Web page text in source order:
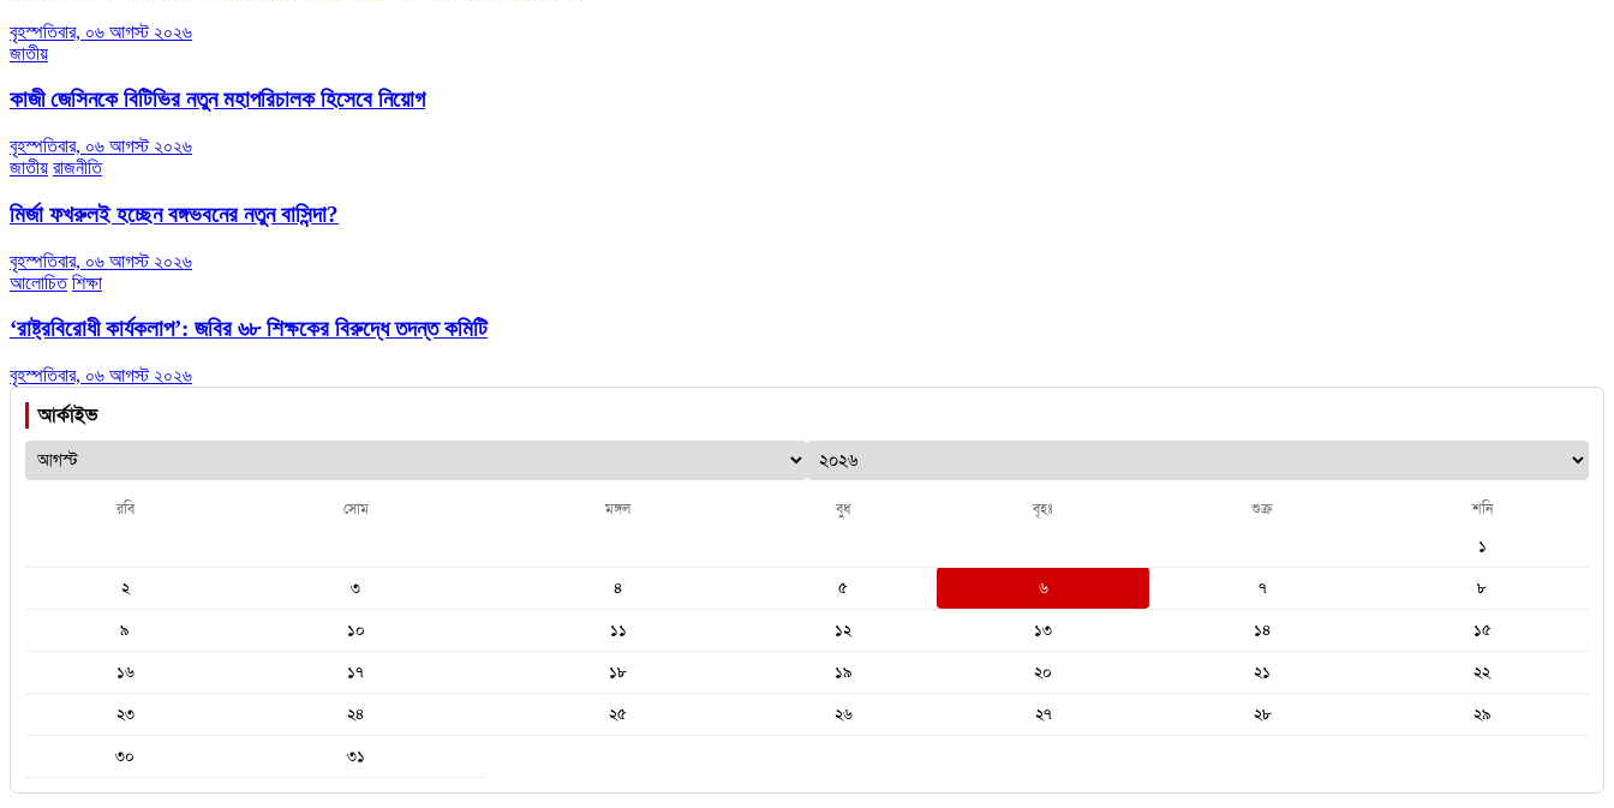
বৃহস্পতিবার, ০৬ আগস্ট ২০২৬
জাতীয়
কাজী জেসিনকে বিটিভির নতুন মহাপরিচালক হিসেবে নিয়োগ
বৃহস্পতিবার, ০৬ আগস্ট ২০২৬
জাতীয় রাজনীতি
মির্জা ফখরুলই হচ্ছেন বঙ্গভবনের নতুন বাসিন্দা?
বৃহস্পতিবার, ০৬ আগস্ট ২০২৬
আলোচিত শিক্ষা
‘রাষ্ট্রবিরোধী কার্যকলাপ’: জবির ৬৮ শিক্ষকের বিরুদ্ধে তদন্ত কমিটি
বৃহস্পতিবার, ০৬ আগস্ট ২০২৬
আর্কাইভ
রবি সোম মঙ্গল বুধ বৃহঃ শুক্র শনি
১
২
৩ ৪ ৫ ৬ ৭
৮
৯
১০ ১১ ১২ ১৩ ১৪
১৫
১৬
১৭ ১৮ ১৯ ২০ ২১
২২
২৩
২৪ ২৫ ২৬ ২৭ ২৮
২৯
৩০
৩১